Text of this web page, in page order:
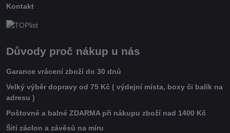
Kontakt
Důvody proč nákup u nás
Garance vrácení zboží do 30 dnů
Velký výběr dopravy od 75 Kč ( výdejní místa, boxy či balík na
adresu )
Poštovné a balné ZDARMA při nákupu zboží nad 1400 Kč
Šití záclon a závěsů na míru